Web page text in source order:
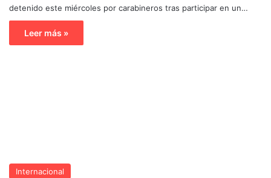
detenido este miércoles por carabineros tras participar en un…
Leer más »
Internacional